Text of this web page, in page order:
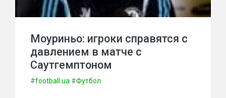
Моуриньо: игроки справятся с
давлением в матче с
Саутгемптоном
#football.ua #Футбол